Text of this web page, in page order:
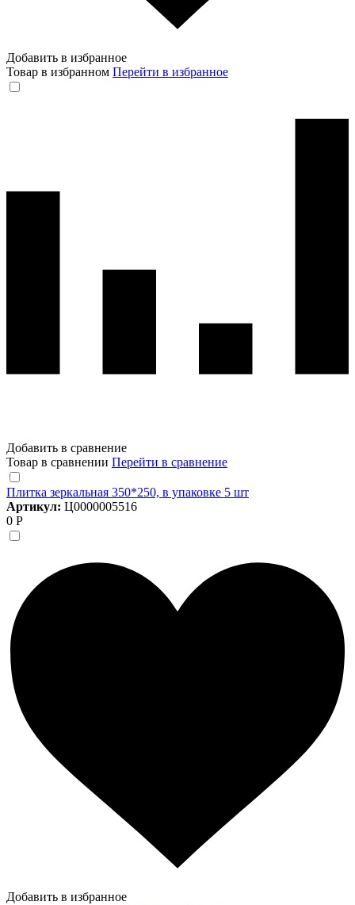
Добавить в избранное
Товар в избранном Перейти в избранное
Добавить в сравнение
Товар в сравнении Перейти в сравнение
Плитка зеркальная 350*250, в упаковке 5 шт
Артикул: Ц0000005516
0 Р
Добавить в избранное